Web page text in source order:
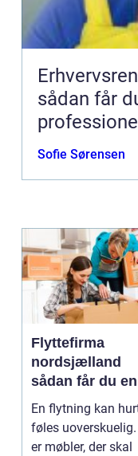
sådan får
Sofie Sørensen
Flyttefirma
nordsjælland
sådan får du en
tryg og effektiv
flytning
En flytning kan
føles uoverskuelig.
er møbler, der skal